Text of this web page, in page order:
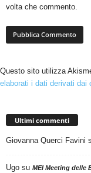
volta che commento.
Questo sito utilizza
elaborati i dati derivati dai
Ultimi commenti
Giovanna Querci Favini
Ugo su MEI Meeting delle